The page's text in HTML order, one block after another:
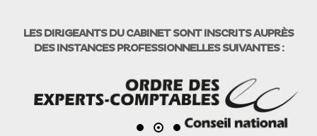
LES DIRIGEANTS DU CABINET SONT INSCRITS AUPRÈS
DES INSTANCES PROFESSIONNELLES SUIVANTES :